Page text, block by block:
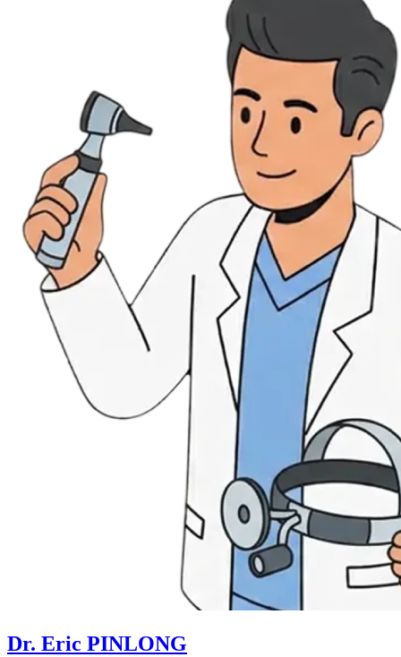
Dr. Eric PINLONG